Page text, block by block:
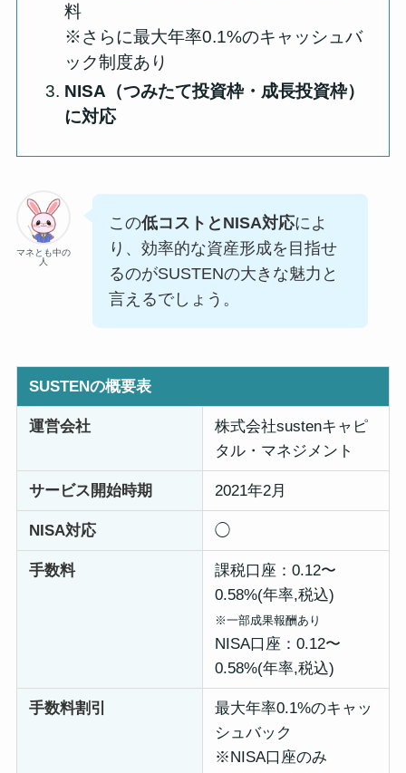
料
※さらに最大年率0.1%のキャッシュバ
ック制度あり
NISA（つみたて投資枠・成長投資枠）
に対応
マネとも中の
人
この低コストとNISA対応によ
り、効率的な資産形成を目指せ
るのがSUSTENの大きな魅力と
言えるでしょう。
SUSTENの概要表
運営会社
株式会社sustenキャピ
タル・マネジメント
サービス開始時期 2021年2月
NISA対応 ◯
手数料
課税口座：0.12〜
0.58%(年率,税込)
※一部成果報酬あり
NISA口座：0.12〜
0.58%(年率,税込)
手数料割引
最大年率0.1%のキャッ
シュバック
※NISA口座のみ